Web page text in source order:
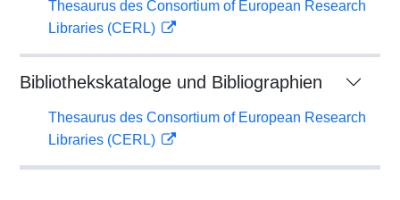
Thesaurus des Consortium of European Research
Libraries (CERL)
Bibliothekskataloge und Bibliographien
Thesaurus des Consortium of European Research
Libraries (CERL)